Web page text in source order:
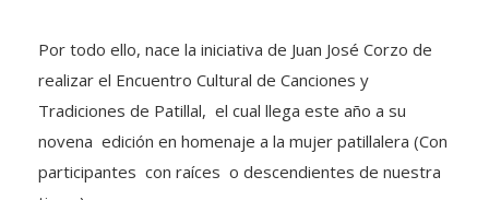
Por todo ello, nace la iniciativa de Juan José Corzo de
realizar el Encuentro Cultural de Canciones y
Tradiciones de Patillal, el cual llega este año a su
novena edición en homenaje a la mujer patillalera (Con
participantes con raíces o descendientes de nuestra